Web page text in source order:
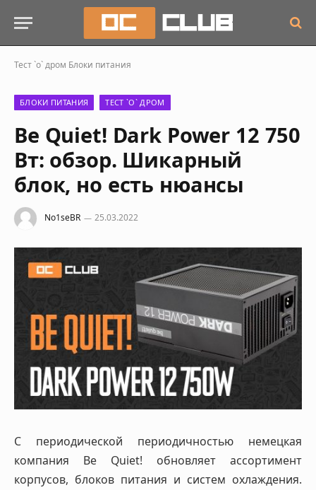
Тест `о` дром Блоки питания
БЛОКИ ПИТАНИЯ ТЕСТ `О` ДРОМ
Be Quiet! Dark Power 12 750
Вт: обзор. Шикарный
блок, но есть нюансы
No1seBR 25.03.2022
С периодической периодичностью немецкая
компания Be Quiet! обновляет ассортимент
корпусов, блоков питания и систем охлаждения.